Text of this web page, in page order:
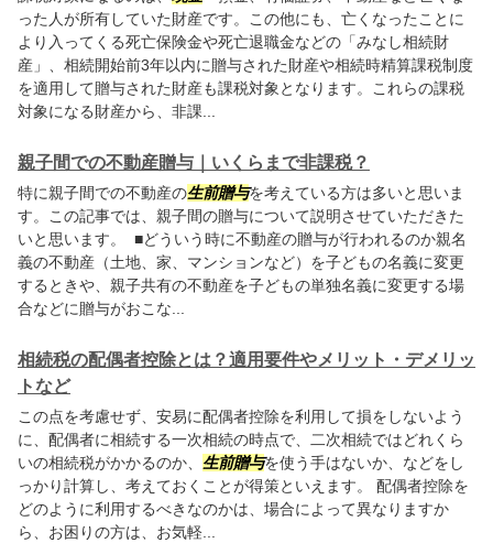
った人が所有していた財産です。この他にも、亡くなったことに
より入ってくる死亡保険金や死亡退職金などの「みなし相続財
産」、相続開始前3年以内に贈与された財産や相続時精算課税制度
を適用して贈与された財産も課税対象となります。これらの課税
対象になる財産から、非課...
親子間での不動産贈与｜いくらまで非課税？
特に親子間での不動産の生前贈与を考えている方は多いと思いま
す。この記事では、親子間の贈与について説明させていただきた
いと思います。 ■どういう時に不動産の贈与が行われるのか親名
義の不動産（土地、家、マンションなど）を子どもの名義に変更
するときや、親子共有の不動産を子どもの単独名義に変更する場
合などに贈与がおこな...
相続税の配偶者控除とは？適用要件やメリット・デメリッ
トなど
この点を考慮せず、安易に配偶者控除を利用して損をしないよう
に、配偶者に相続する一次相続の時点で、二次相続ではどれくら
いの相続税がかかるのか、 生前贈与を使う手はないか、などをし
っかり計算し、考えておくことが得策といえます。 配偶者控除を
どのように利用するべきなのかは、場合によって異なりますか
ら、お困りの方は、お気軽...